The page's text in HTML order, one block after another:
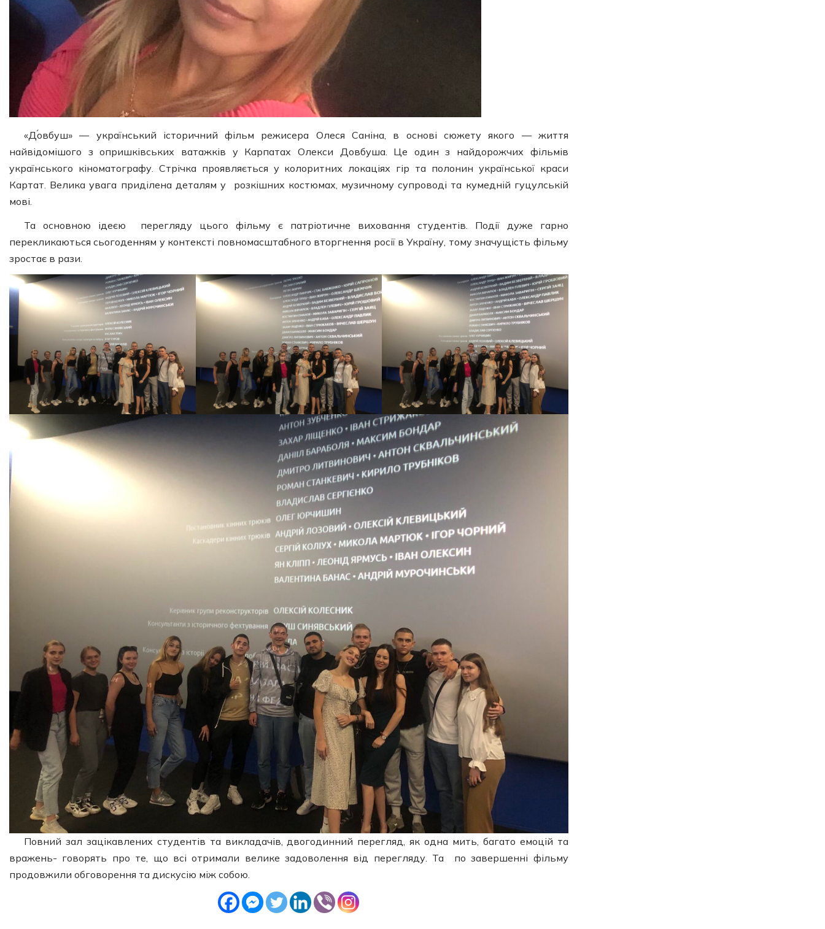
«Д́овбуш» — український історичний фільм режисера Олеся Саніна, в основі сюжету якого — життя
найвідомішого з опришківських ватажків у Карпатах Олекси Довбуша. Це один з найдорожчих фільмів
українського кіноматографу. Стрічка проявляється у колоритних локаціях гір та полонин української краси
Картат. Велика увага приділена деталям у розкішних костюмах, музичному супроводі та кумедній гуцулській
мові.
Та основною ідеєю перегляду цього фільму є патріотичне виховання студентів. Події дуже гарно
перекликаються сьогоденням у контексті повномасштабного вторгнення росії в Україну, тому значущість фільму
зростає в рази.
Повний зал зацікавлених студентів та викладачів, двогодинний перегляд, як одна мить, багато емоцій та
вражень- говорять про те, що всі отримали велике задоволення від перегляду. Та по завершенні фільму
продовжили обговорення та дискусію між собою.